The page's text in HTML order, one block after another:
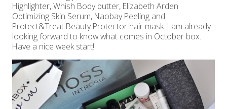
Highlighter, Whish Body butter, Elizabeth Arden
Optimizing Skin Serum, Naobay Peeling and
Protect&Treat Beauty Protector hair mask. I am already
looking forward to know what comes in October box.
Have a nice week start!